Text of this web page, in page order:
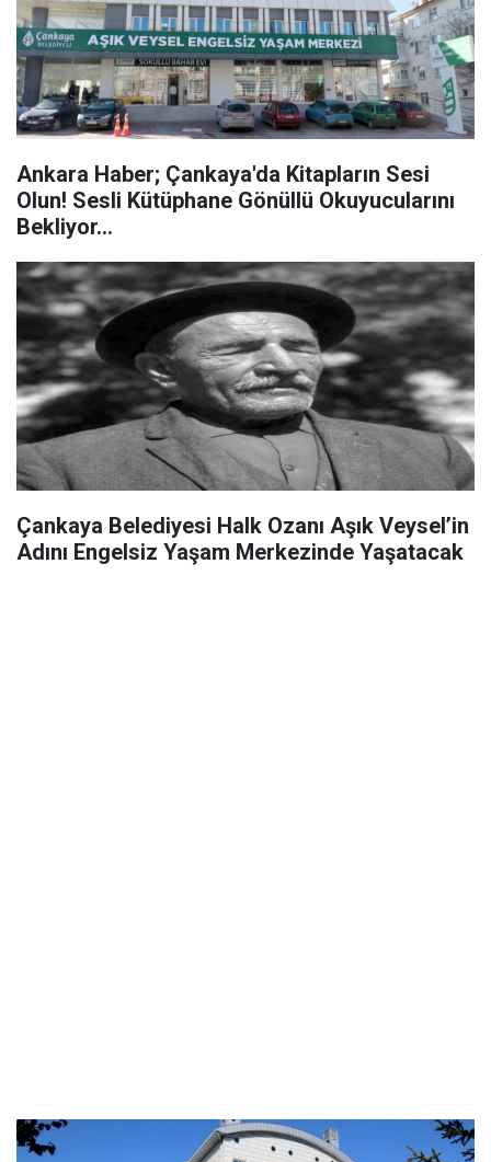
Ankara Haber; Çankaya'da Kitapların Sesi
Olun! Sesli Kütüphane Gönüllü Okuyucularını
Bekliyor...
Çankaya Belediyesi Halk Ozanı Aşık Veysel’in
Adını Engelsiz Yaşam Merkezinde Yaşatacak